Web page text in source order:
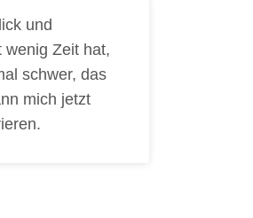
und
wenig Zeit hat,
schwer, das
mich jetzt